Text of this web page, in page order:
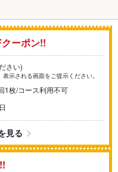
ーポン!!
さい)
示される画面をご提示ください。
1枚/コース利用不可
見る